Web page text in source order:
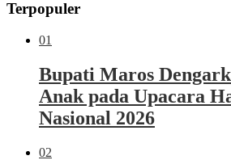
Terpopuler
01
Bupati Maros
Anak pada Upacara
Nasional 2026
02